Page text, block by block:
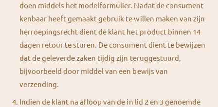
doen middels het modelformulier. Nadat de consument
kenbaar heeft gemaakt gebruik te willen maken van zijn
herroepingsrecht dient de klant het product binnen 14
dagen retour te sturen. De consument dient te bewijzen
dat de geleverde zaken tijdig zijn teruggestuurd,
bijvoorbeeld door middel van een bewijs van
verzending.
Indien de klant na afloop van de in lid 2 en 3 genoemde